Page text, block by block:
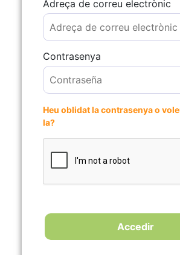
Adreça de correu electrònic
Contrasenya
Heu oblidat la contrasenya o
la?